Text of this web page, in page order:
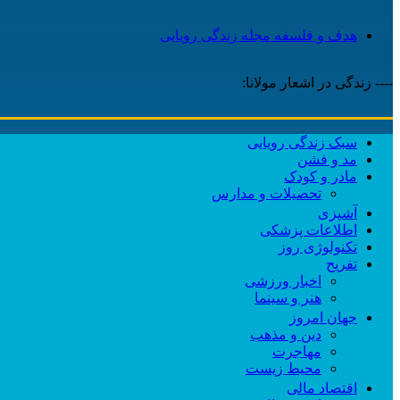
هدف و فلسفه مجله زندگی رویایی
---- زندگی در اشعار مولانا:
سبک زندگی رویایی
مد و فشن
مادر و کودک
تحصیلات و مدارس
آشپزی
اطلاعات پزشکی
تکنولوژی روز
تفریح
اخبار ورزشی
هنر و سینما
جهان امروز
دین و مذهب
مهاجرت
محیط زیست
اقتصاد مالی